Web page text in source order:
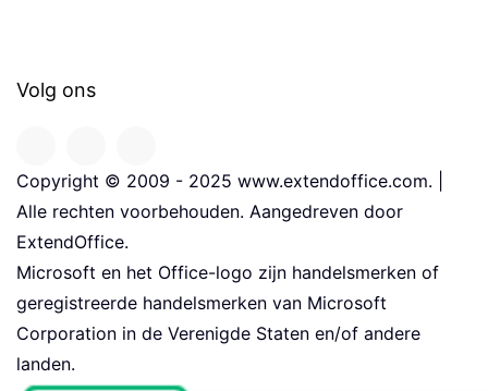
Volg ons
Copyright © 2009 - 2025 www.extendoffice.com. |
Alle rechten voorbehouden. Aangedreven door
ExtendOffice.
Microsoft en het Office-logo zijn handelsmerken of
geregistreerde handelsmerken van Microsoft
Corporation in de Verenigde Staten en/of andere
landen.